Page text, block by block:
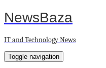
NewsBaza
IT and Technology News
Toggle navigation